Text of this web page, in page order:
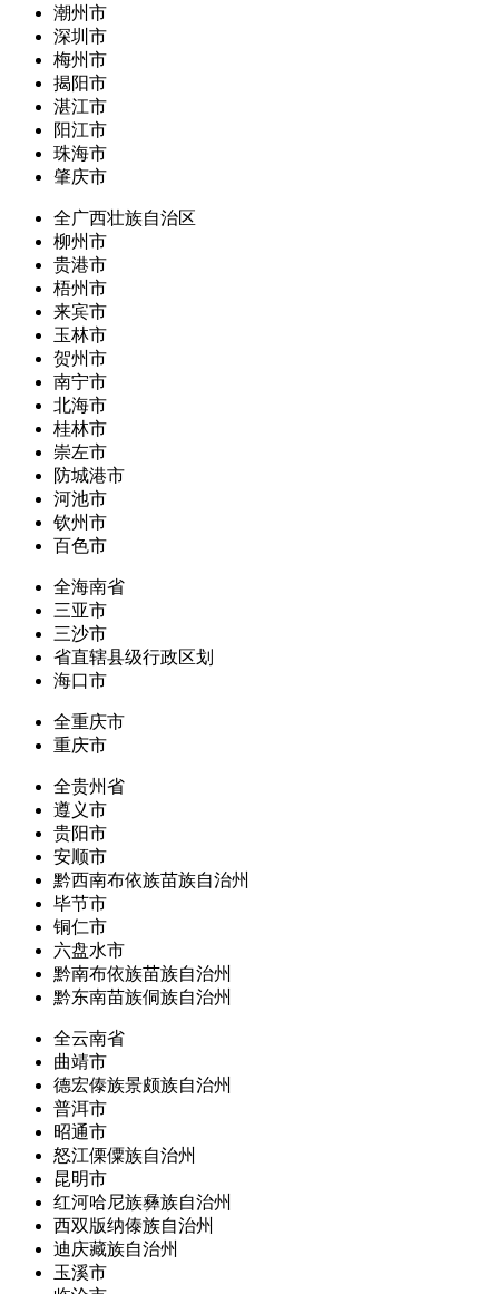
潮州市
深圳市
梅州市
揭阳市
湛江市
阳江市
珠海市
肇庆市
全广西壮族自治区
柳州市
贵港市
梧州市
来宾市
玉林市
贺州市
南宁市
北海市
桂林市
崇左市
防城港市
河池市
钦州市
百色市
全海南省
三亚市
三沙市
省直辖县级行政区划
海口市
全重庆市
重庆市
全贵州省
遵义市
贵阳市
安顺市
黔西南布依族苗族自治州
毕节市
铜仁市
六盘水市
黔南布依族苗族自治州
黔东南苗族侗族自治州
全云南省
曲靖市
德宏傣族景颇族自治州
普洱市
昭通市
怒江傈僳族自治州
昆明市
红河哈尼族彝族自治州
西双版纳傣族自治州
迪庆藏族自治州
玉溪市